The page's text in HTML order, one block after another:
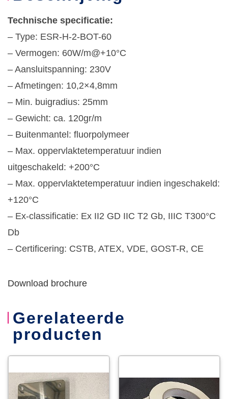
Technische specificatie:
– Type: ESR-H-2-BOT-60
– Vermogen: 60W/m@+10°C
– Aansluitspanning: 230V
– Afmetingen: 10,2×4,8mm
– Min. buigradius: 25mm
– Gewicht: ca. 120gr/m
– Buitenmantel: fluorpolymeer
– Max. oppervlaktetemperatuur indien
uitgeschakeld: +200°C
– Max. oppervlaktetemperatuur indien ingeschakeld:
+120°C
– Ex-classificatie: Ex II2 GD IIC T2 Gb, IIIC T300°C
Db
– Certificering: CSTB, ATEX, VDE, GOST-R, CE
Download brochure
Gerelateerde
producten